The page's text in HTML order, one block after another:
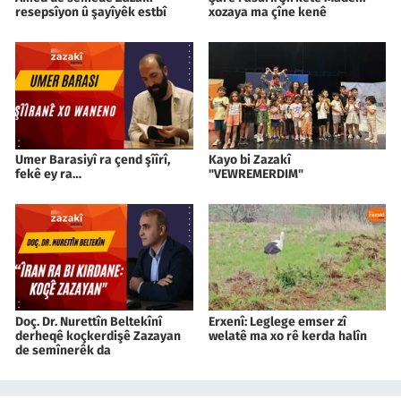
resepsîyon û şayîyêk estbî
xozaya ma çîne kenê
Umer Barasiyî ra çend şîîrî,
fekê ey ra…
Kayo bi Zazakî
"VEWREMERDIM"
Doç. Dr. Nurettîn Beltekînî
derheqê koçkerdişê Zazayan
de semînerêk da
Erxenî: Leglege emser zî
welatê ma xo rê kerda halîn